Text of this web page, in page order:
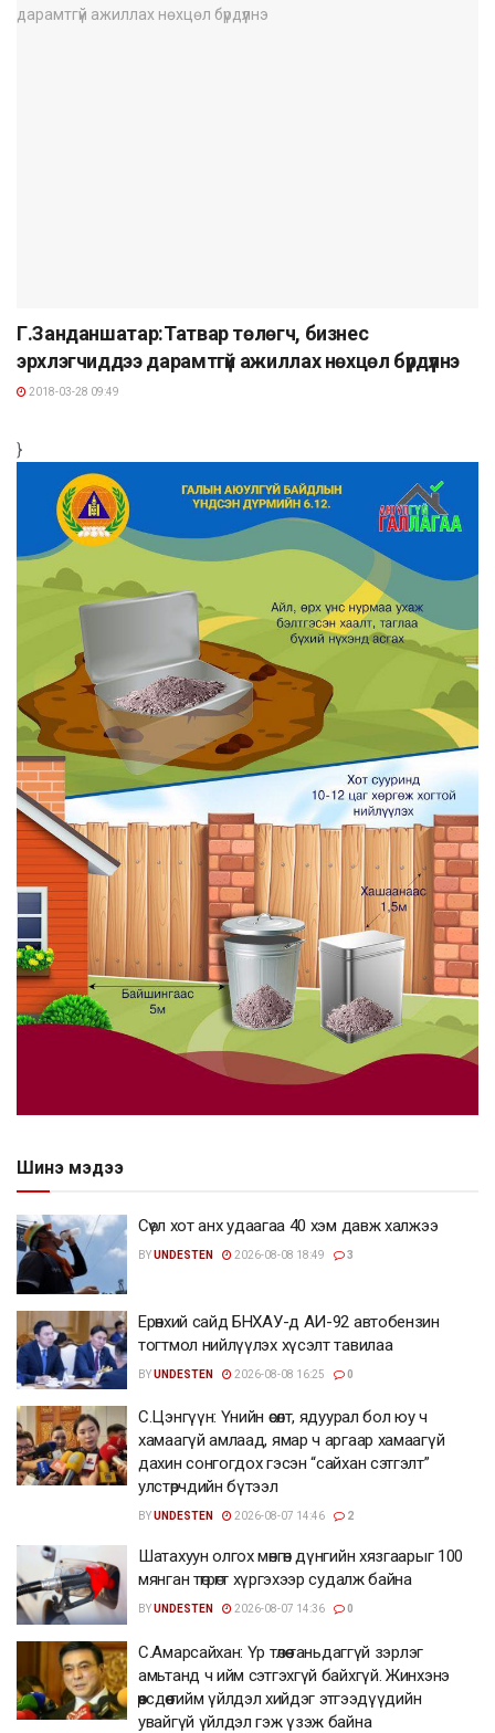
Г.Занданшатар:Татвар төлөгч, бизнес
эрхлэгчиддээ дарамтгүй ажиллах нөхцөл бүрдүүлнэ
2018-03-28 09:49
}
Шинэ мэдээ
Сөүл хот анх удаагаа 40 хэм давж халжээ
BYUNDESTEN 2026-08-08 18:49 3
Ерөнхий сайд БНХАУ-д АИ-92 автобензин
тогтмол нийлүүлэх хүсэлт тавилаа
BYUNDESTEN 2026-08-08 16:25 0
С.Цэнгүүн: Үнийн өсөлт, ядуурал бол юу ч
хамаагүй амлаад, ямар ч аргаар хамаагүй
дахин сонгогдох гэсэн “сайхан сэтгэлт”
улстөрчдийн бүтээл
BYUNDESTEN 2026-08-07 14:46 2
Шатахуун олгох мөнгөн дүнгийн хязгаарыг 100
мянган төгрөгт хүргэхээр судалж байна
BYUNDESTEN 2026-08-07 14:36 0
С.Амарсайхан: Үр төлөө таньдаггүй зэрлэг
амьтанд ч ийм сэтгэхгүй байхгүй. Жинхэнэ
өөрсдөө тийм үйлдэл хийдэг этгээдүүдийн
увайгүй үйлдэл гэж үзэж байна